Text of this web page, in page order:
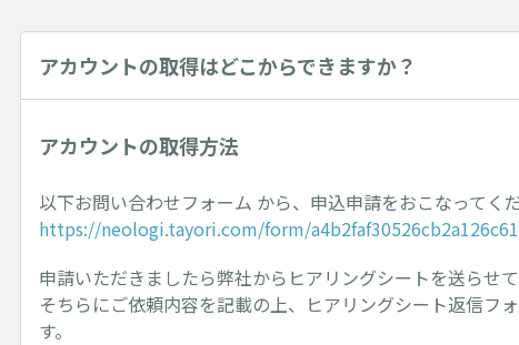
アカウントの取得はどこからできますか？
アカウントの取得方法
以下お問い合わせフォーム から、申込申請をおこなってくだ
https://neologi.tayori.com/form/
申請いただきましたら弊社からヒアリングシートを送らせて
そちらにご依頼内容を記載の上、ヒアリングシート返信フ
す。